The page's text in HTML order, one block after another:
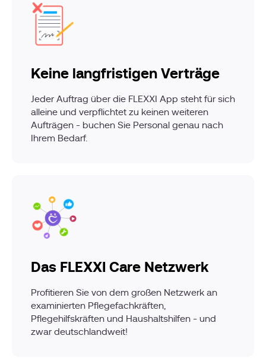
Keine langfristigen Verträge
Jeder Auftrag über die FLEXXI App steht für sich
alleine und verpflichtet zu keinen weiteren
Aufträgen - buchen Sie Personal genau nach
Ihrem Bedarf.
Das FLEXXI Care Netzwerk
Profitieren Sie von dem großen Netzwerk an
examinierten Pflegefachkräften,
Pflegehilfskräften und Haushaltshilfen - und
zwar deutschlandweit!